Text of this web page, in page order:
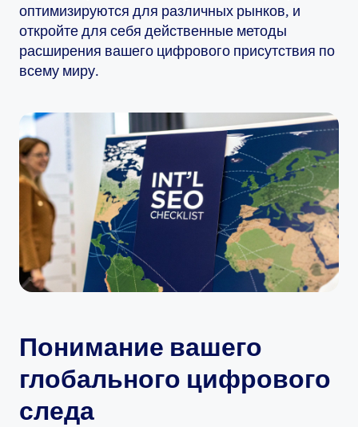
оптимизируются для различных рынков, и
откройте для себя действенные методы
расширения вашего цифрового присутствия по
всему миру.
Понимание вашего
глобального цифрового
следа